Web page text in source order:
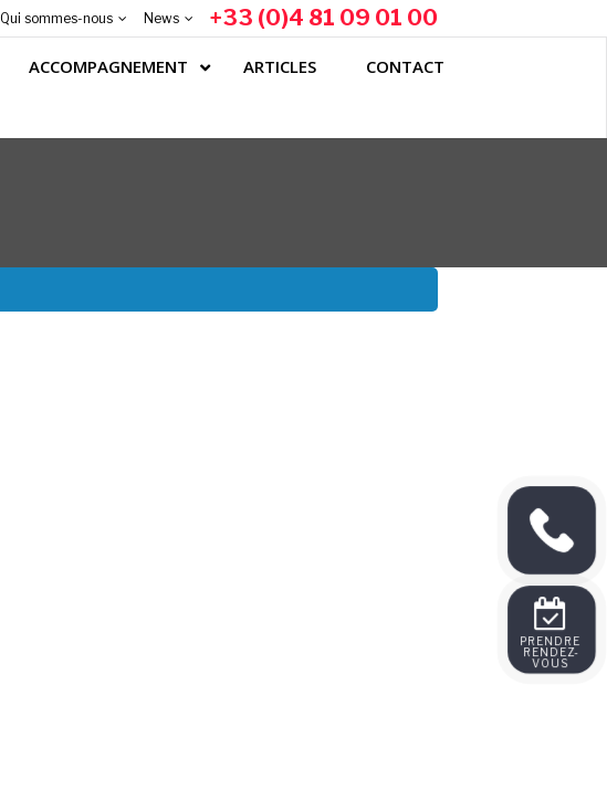
Qui sommes-nous News +33 (0)4 81 09 01 00
ACCOMPAGNEMENT ARTICLES CONTACT
PRENDRE
RENDEZ-
VOUS